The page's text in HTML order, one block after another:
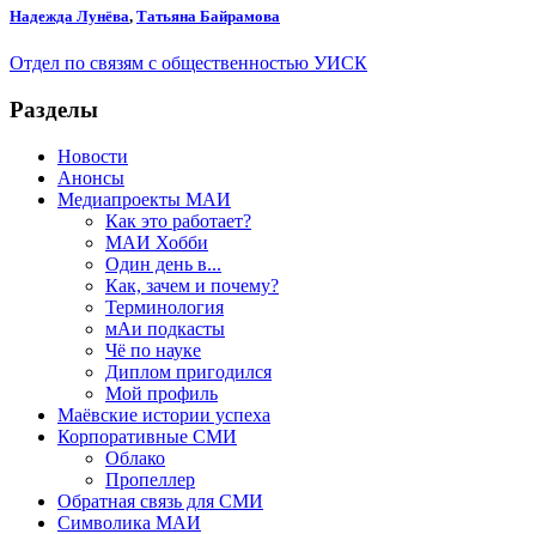
Надежда Лунёва, Татьяна Байрамова
Отдел по связям с общественностью УИСК
Разделы
Новости
Анонсы
Медиапроекты МАИ
Как это работает?
МАИ Хобби
Один день в...
Как, зачем и почему?
Терминология
мАи подкасты
Чё по науке
Диплом пригодился
Мой профиль
Маёвские истории успеха
Корпоративные СМИ
Облако
Пропеллер
Обратная связь для СМИ
Символика МАИ